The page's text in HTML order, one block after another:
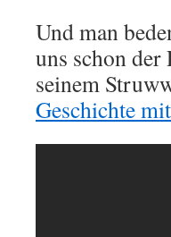
Und man
uns schon der
seinem
Geschichte